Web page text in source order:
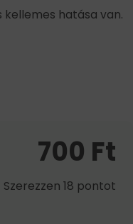
kellemes hatása van.
700 Ft
Szerezzen 18 pontot